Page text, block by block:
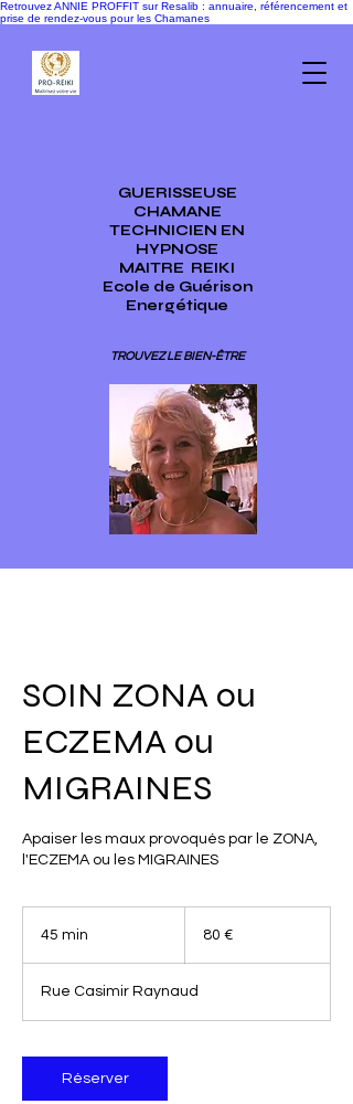
Retrouvez ANNIE PROFFIT sur Resalib : annuaire, référencement et
prise de rendez-vous pour les Chamanes
GUERISSEUSE
CHAMANE
TECHNICIEN EN
HYPNOSE
MAITRE REIKI
Ecole de Guérison
Energétique
TROUVEZ LE BIEN-ÊTRE
SOIN ZONA ou
ECZEMA ou
MIGRAINES
Apaiser les maux provoqués par le ZONA,
l'ECZEMA ou les MIGRAINES
45 min
i
n
80 €
Rue Casimir Raynaud
Réserver